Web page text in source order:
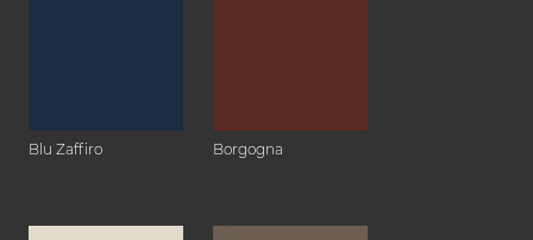
Blu Zaffiro Borgogna